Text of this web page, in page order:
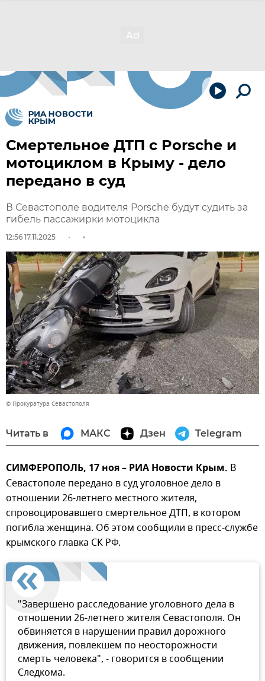
Смертельное ДТП с Porsche и
мотоциклом в Крыму - дело
передано в суд
В Севастополе водителя Porsche будут судить за
гибель пассажирки мотоцикла
12:56 17.11.2025
© Прокуратура Севастополя
Читать в МАКС Дзен Telegram
СИМФЕРОПОЛЬ, 17 ноя – РИА Новости Крым. В
Севастополе передано в суд уголовное дело в
отношении 26-летнего местного жителя,
спровоцировавшего смертельное ДТП, в котором
погибла женщина. Об этом сообщили в пресс-службе
крымского главка СК РФ.
"Завершено расследование уголовного дела в
отношении 26-летнего жителя Севастополя. Он
обвиняется в нарушении правил дорожного
движения, повлекшем по неосторожности
смерть человека", - говорится в сообщении
Следкома.